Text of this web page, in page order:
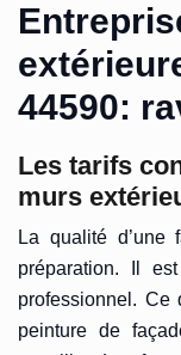
44590:
Les tarifs
murs
La qualité d’une
préparation. Il
professionnel. Ce
peinture de